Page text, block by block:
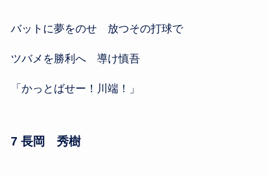
バットに夢をのせ 放つその打球で
ツバメを勝利へ 導け慎吾
「かっとばせー！川端！」
7 長岡 秀樹